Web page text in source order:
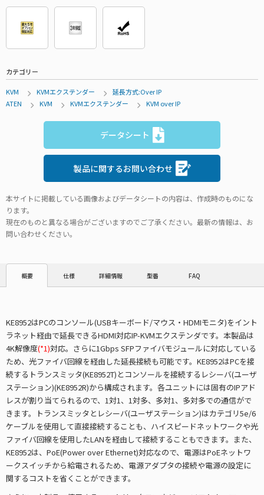
カテゴリー
KVM KVMエクステンダー
延長方式:Over IP
ATEN
KVM KVMエクステンダー KVM over IP
データシート
製品に関するお問い合わせ
本サイトに掲載している画像およびデータシートの内容は、作成時のものにな
ります。
現在のものと異なる場合がございますのでご了承ください。最新の情報は、お
問い合わせください。
概要 仕様 詳細情報 型番 FAQ
KE8952はPCのコンソール(USBキーボード/マウス・HDMIモニタ)をイント
ラネット経由で延長できるHDMI対応IP-KVMエクステンダです。本製品は
4K解像度(*1)対応。さらに1Gbps SFPファイバモジュールに対応している
ため、光ファイバ回線を経由した延長接続も可能です。KE8952はPCを接
続するトランスミッタ(KE8952T)とコンソールを接続するレシーバ(ユーザ
ステーション)(KE8952R)から構成されます。各ユニットには固有のIPアド
レスが割り当てられるので、1対1、1対多、多対1、多対多での通信がで
きます。トランスミッタとレシーバ(ユーザステーション)はカテゴリ5e/6
ケーブルを使用して直接接続することも、ハイスピードネットワークや光
ファイバ回線を使用したLANを経由して接続することもできます。また、
KE8952は、PoE(Power over Ethernet)対応なので、電源はPoEネットワ
ークスイッチから給電されるため、電源アダプタの接続や電源の設定に
関するコストを省くことができます。